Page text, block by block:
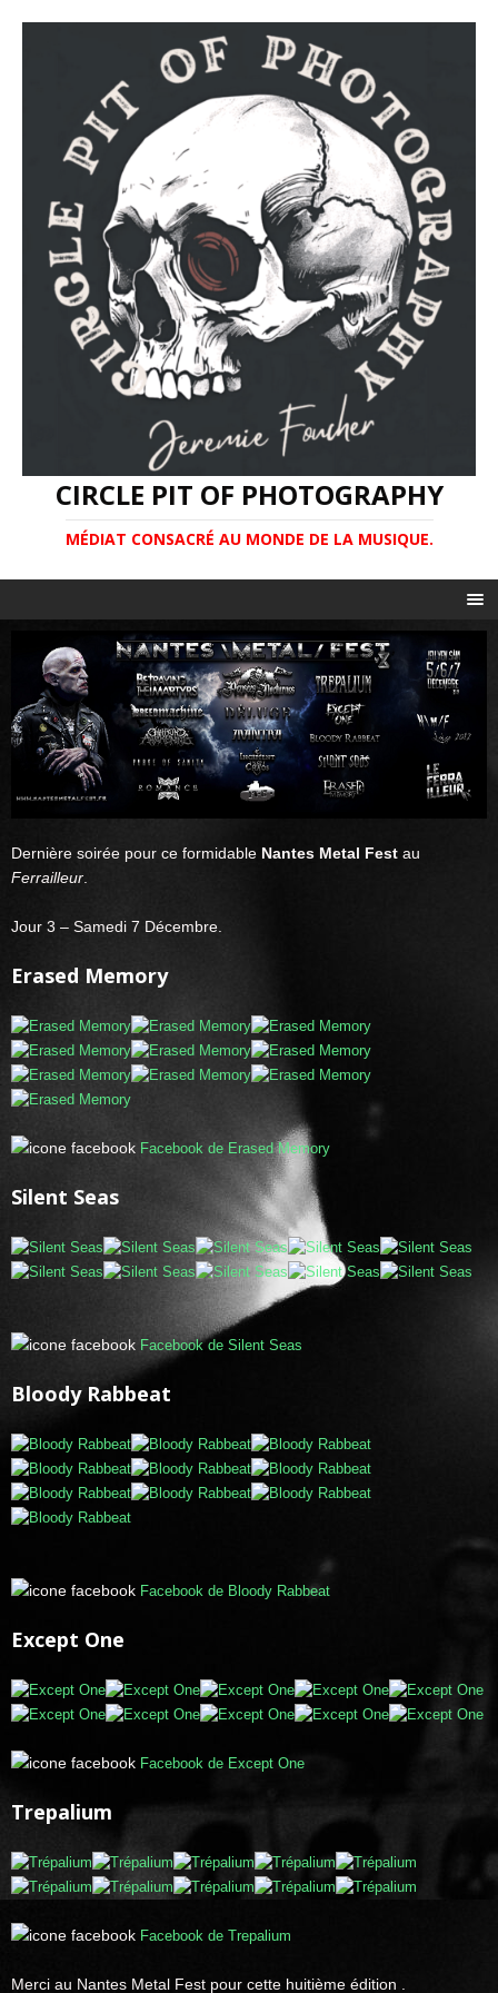
CIRCLE PIT OF PHOTOGRAPHY
MÉDIAT CONSACRÉ AU MONDE DE LA MUSIQUE.
Dernière soirée pour ce formidable Nantes Metal Fest au
Ferrailleur.
Jour 3 – Samedi 7 Décembre.
Erased Memory
Facebook de Erased Memory
Silent Seas
Facebook de Silent Seas
Bloody Rabbeat
Facebook de Bloody Rabbeat
Except One
Facebook de Except One
Trepalium
Facebook de Trepalium
Merci au Nantes Metal Fest pour cette huitième édition .